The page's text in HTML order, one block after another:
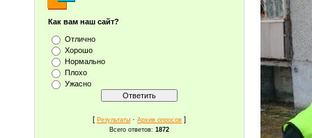
Как вам наш сайт?
Отлично
Хорошо
Нормально
Плохо
Ужасно
[ Результаты · Архив опросов ]
Всего ответов: 1872